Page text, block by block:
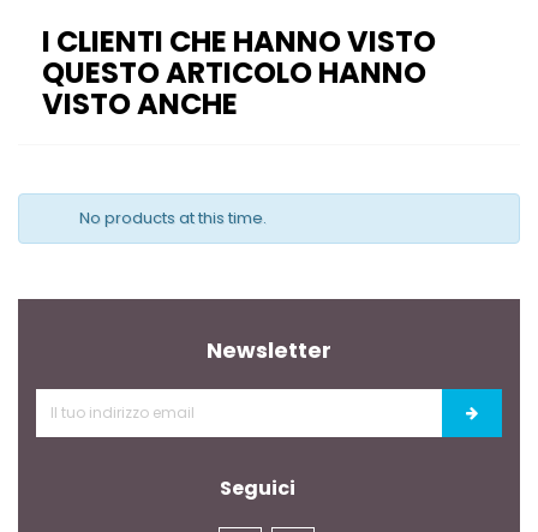
I CLIENTI CHE HANNO VISTO
QUESTO ARTICOLO HANNO
VISTO ANCHE
No products at this time.
Newsletter
Seguici